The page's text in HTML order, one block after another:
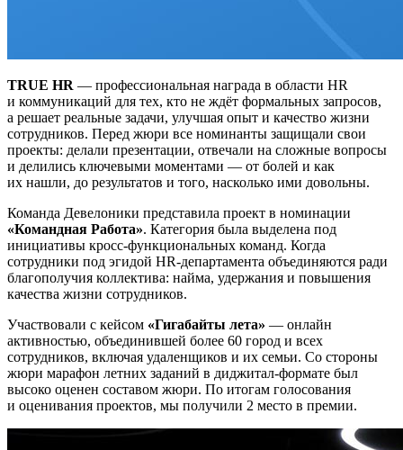
TRUE HR — профессиональная награда в области HR
и коммуникаций для тех, кто не ждёт формальных запросов,
а решает реальные задачи, улучшая опыт и качество жизни
сотрудников. Перед жюри все номинанты защищали свои
проекты: делали презентации, отвечали на сложные вопросы
и делились ключевыми моментами — от болей и как
их нашли, до результатов и того, насколько ими довольны.
Команда Девелоники представила проект в номинации
«Командная Работа». Категория была выделена под
инициативы кросс-функциональных команд. Когда
сотрудники под эгидой HR-департамента объединяются ради
благополучия коллектива: найма, удержания и повышения
качества жизни сотрудников.
Участвовали с кейсом «Гигабайты лета» — онлайн
активностью, объединившей более 60 город и всех
сотрудников, включая удаленщиков и их семьи. Со стороны
жюри марафон летних заданий в диджитал-формате был
высоко оценен составом жюри. По итогам голосования
и оценивания проектов, мы получили 2 место в премии.